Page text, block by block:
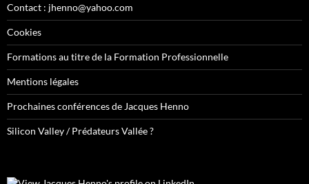
Contact : jhenno@yahoo.com
Cookies
Formations au titre de la Formation Professionnelle
Mentions légales
Prochaines conférences de Jacques Henno
Silicon Valley / Prédateurs Vallée ?